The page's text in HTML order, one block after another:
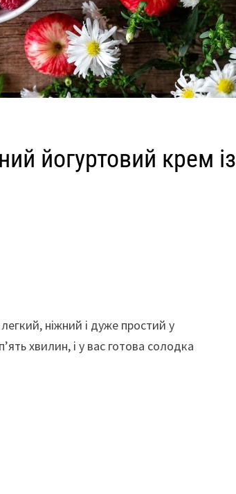
йогуртовий крем із
ніжний і дуже простий у
хвилин, і у вас готова солодка